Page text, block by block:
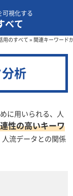
可視化する
べて
用のすべて » 関連キーワード
析
に用いられる、人
性の高いキーワ
流データとの関係